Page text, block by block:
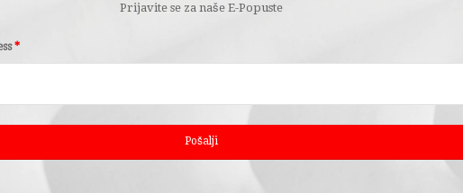
Prijavite se za naše E-Popuste
*